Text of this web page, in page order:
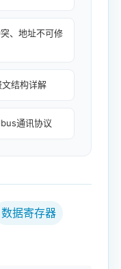
、地址不可修
结构详解
通讯协议
数据寄存器